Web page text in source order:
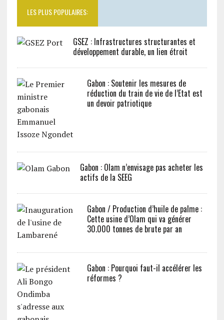
LES PLUS POPULAIRES:
GSEZ : Infrastructures structurantes et
développement durable, un lien étroit
Gabon : Soutenir les mesures de
réduction du train de vie de l’Etat est
un devoir patriotique
Gabon : Olam n’envisage pas acheter les
actifs de la SEEG
Gabon / Production d’huile de palme :
Cette usine d’Olam qui va générer
30.000 tonnes de brute par an
Gabon : Pourquoi faut-il accélérer les
réformes ?